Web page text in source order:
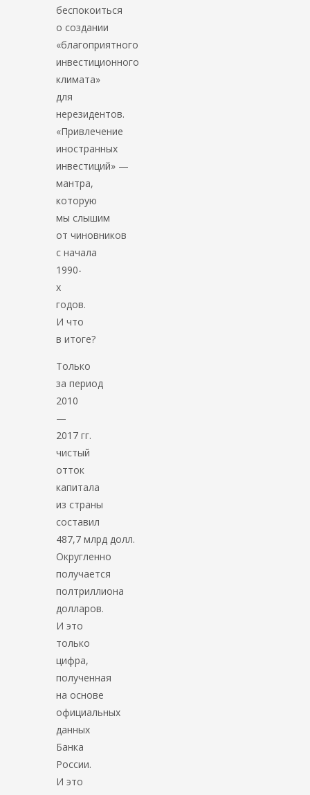
беспокоиться
о создании
«благоприятного
инвестиционного
климата»
для
нерезидентов.
«Привлечение
иностранных
инвестиций» —
мантра,
которую
мы слышим
от чиновников
с начала
1990-
х
годов.
И что
в итоге?
Только
за период
2010
—
2017 гг.
чистый
отток
капитала
из страны
составил
487,7 млрд долл.
Округленно
получается
полтриллиона
долларов.
И это
только
цифра,
полученная
на основе
официальных
данных
Банка
России.
И это